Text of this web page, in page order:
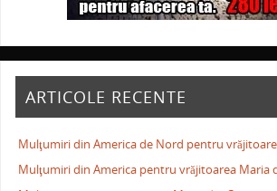
ARTICOLE RECENTE
Mulţumiri din America de Nord pentru
Mulţumiri din America pentru vrăjitoarea Maria